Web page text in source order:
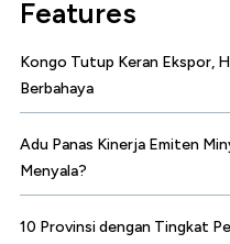
Features
Kongo Tutup Keran Ekspor,
Berbahaya
Adu Panas Kinerja Emiten
Menyala?
10 Provinsi dengan Tingkat